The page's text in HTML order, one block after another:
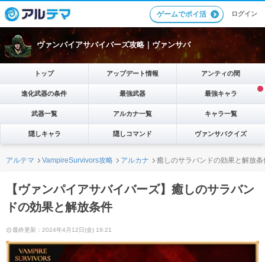
ゲームでポイ活 ログイン
ヴァンパイアサバイバーズ攻略｜ヴァンサバ
トップ アップデート情報 アンティの間
進化武器の条件 最強武器 最強キャラ
武器一覧 アルカナ一覧 キャラ一覧
隠しキャラ 隠しコマンド ヴァンサバクイズ
アルテマ VampireSurvivors攻略 アルカナ 癒しのサラバンドの効果と解放条
【ヴァンパイアサバイバーズ】癒しのサラバン
ドの効果と解放条件
最終更新：2024年4月12日(金) 19:21